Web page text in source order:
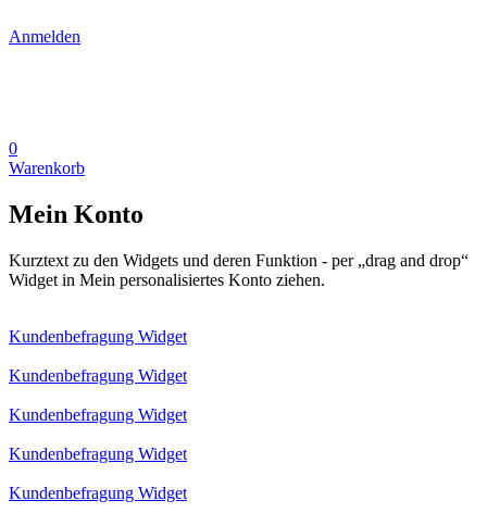
Anmelden
0
Warenkorb
Mein Konto
Kurztext zu den Widgets und deren Funktion - per „drag and drop“
Widget in Mein personalisiertes Konto ziehen.
Kundenbefragung Widget
Kundenbefragung Widget
Kundenbefragung Widget
Kundenbefragung Widget
Kundenbefragung Widget